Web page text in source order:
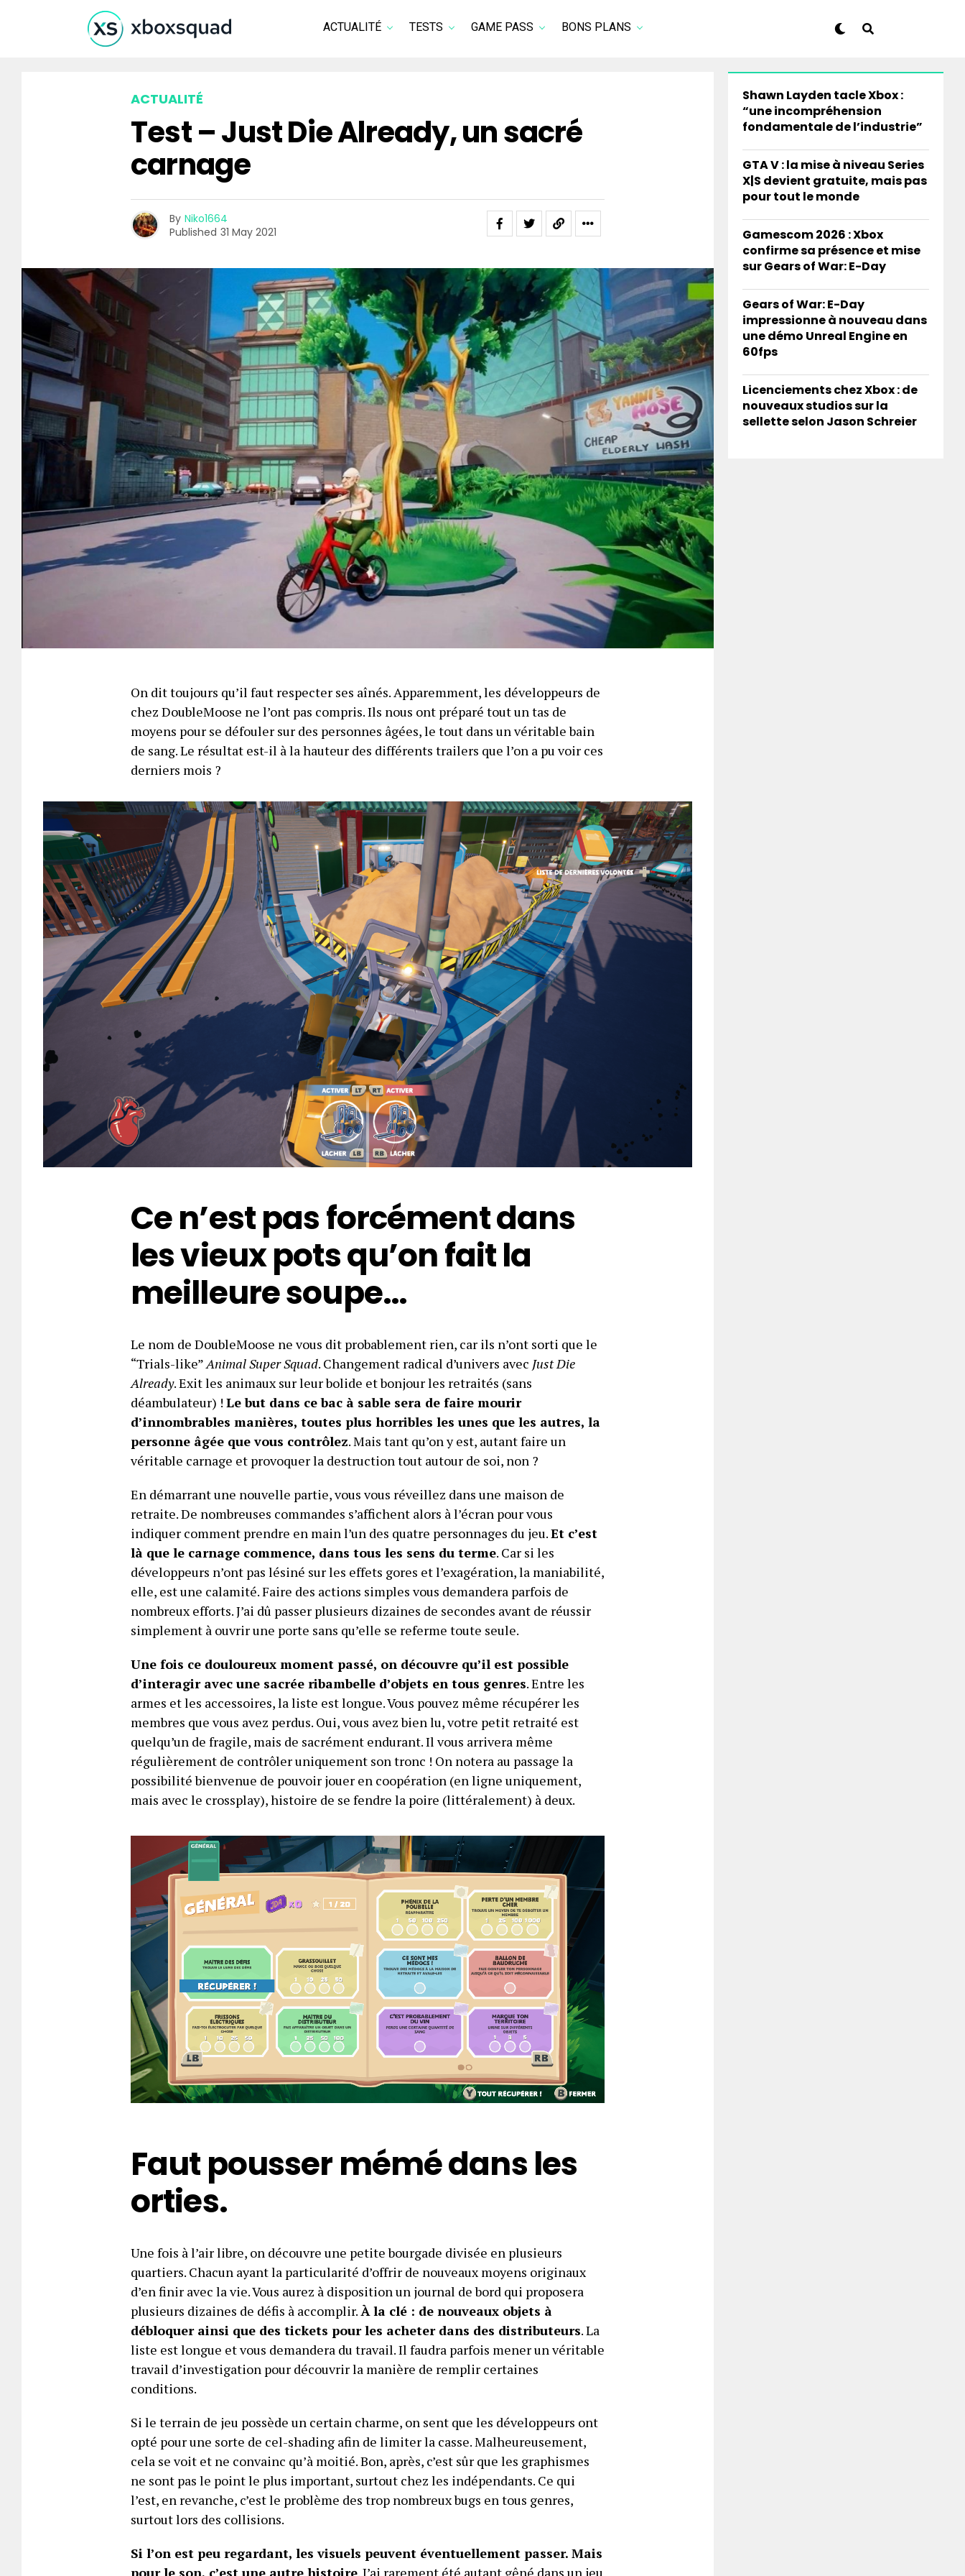
ACTUALITÉ TESTS GAME PASS BONS PLANS
ACTUALITÉ
Test – Just Die Already, un sacré
carnage
By Niko1664
Published 31 May 2021
On dit toujours qu’il faut respecter ses aînés. Apparemment, les développeurs de
chez DoubleMoose ne l’ont pas compris. Ils nous ont préparé tout un tas de
moyens pour se défouler sur des personnes âgées, le tout dans un véritable bain
de sang. Le résultat est-il à la hauteur des différents trailers que l’on a pu voir ces
derniers mois ?
Ce n’est pas forcément dans
les vieux pots qu’on fait la
meilleure soupe…
Le nom de DoubleMoose ne vous dit probablement rien, car ils n’ont sorti que le
“Trials-like”Animal Super Squad. Changement radical d’univers avec Just Die
Already. Exit les animaux sur leur bolide et bonjour les retraités (sans
déambulateur) ! Le but dans ce bac à sable sera de faire mourir
d’innombrables manières, toutes plus horribles les unes que les autres, la
personne âgée que vous contrôlez. Mais tant qu’on y est, autant faire un
véritable carnage et provoquer la destruction tout autour de soi, non ?
En démarrant une nouvelle partie, vous vous réveillez dans une maison de
retraite. De nombreuses commandes s’affichent alors à l’écran pour vous
indiquer comment prendre en main l’un des quatre personnages du jeu.Et c’est
là que le carnage commence, dans tous les sens du terme. Car si les
développeurs n’ont pas lésiné sur les effets gores et l’exagération, la maniabilité,
elle, est une calamité. Faire des actions simples vous demandera parfois de
nombreux efforts. J’ai dû passer plusieurs dizaines de secondes avant de réussir
simplement à ouvrir une porte sans qu’elle se referme toute seule.
Une fois ce douloureux moment passé, on découvre qu’il est possible
d’interagir avec une sacrée ribambelle d’objets en tous genres. Entre les
armes et les accessoires, la liste est longue. Vous pouvez même récupérer les
membres que vous avez perdus. Oui, vous avez bien lu, votre petit retraité est
quelqu’un de fragile, mais de sacrément endurant. Il vous arrivera même
régulièrement de contrôler uniquement son tronc ! On notera au passage la
possibilité bienvenue de pouvoir jouer en coopération (en ligne uniquement,
mais avec le crossplay), histoire de se fendre la poire (littéralement) à deux.
Faut pousser mémé dans les
orties.
Une fois à l’air libre, on découvre une petite bourgade divisée en plusieurs
quartiers. Chacun ayant la particularité d’offrir de nouveaux moyens originaux
d’en finir avec la vie. Vous aurez à disposition un journal de bord qui proposera
plusieurs dizaines de défis à accomplir. À la clé : de nouveaux objets à
débloquer ainsi que des tickets pour les acheter dans des distributeurs. La
liste est longue et vous demandera du travail. Il faudra parfois mener un véritable
travail d’investigation pour découvrir la manière de remplir certaines
conditions.
Si le terrain de jeu possède un certain charme, on sent que les développeurs ont
opté pour une sorte de cel-shading afin de limiter la casse. Malheureusement,
cela se voit et ne convainc qu’à moitié. Bon, après, c’est sûr que les graphismes
ne sont pas le point le plus important, surtout chez les indépendants. Ce qui
l’est, en revanche, c’est le problème des trop nombreux bugs en tous genres,
surtout lors des collisions.
Si l’on est peu regardant, les visuels peuvent éventuellement passer. Mais
pour le son, c’est une autre histoire . J’ai rarement été autant gêné dans un jeu
Shawn Layden tacle Xbox :
“une incompréhension
fondamentale de l’industrie”
GTA V : la mise à niveau Series
X|S devient gratuite, mais pas
pour tout le monde
Gamescom 2026 : Xbox
confirme sa présence et mise
sur Gears of War: E-Day
Gears of War: E-Day
impressionne à nouveau dans
une démo Unreal Engine en
60fps
Licenciements chez Xbox : de
nouveaux studios sur la
sellette selon Jason Schreier